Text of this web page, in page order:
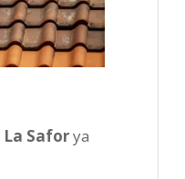
La Saforya